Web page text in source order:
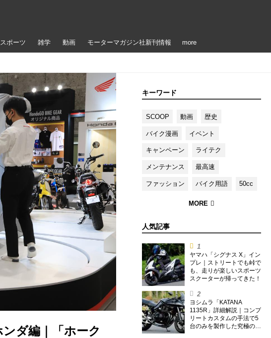
ポーツ 雑学 動画 モーターマガジン社新刊情報 more
ダ編｜「ホーク
キーワード
SCOOP 動画 歴史
バイク漫画 イベント
キャンペーン ライテク
メンテナンス 最高速
ファッション バイク用語 50cc
人気記事
ヤマハ「シグナス X」イン
プレ｜ストリートでも峠で
も、走りが楽しいスポーツ
スクーターが帰ってきた！
ヨシムラ「KATANA
1135R」詳細解説｜コンプ
リートカスタムの手法で5
台のみを製作した究極の銘